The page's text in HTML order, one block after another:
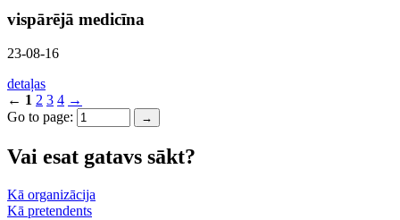
vispārējā medicīna
23-08-16
detaļas
← 1 2 3 4 →
Go to page:
→
Vai esat gatavs sākt?
Kā organizācija
Kā pretendents